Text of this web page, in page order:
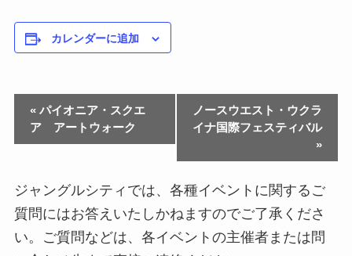
カレンダーに追加
«パイオニア・スクエ
ア アートウォーク
ノースウエスト・ウクラ
イナ国際フェスティバル
»
ジャングルシティでは、各種イベントに関するご
質問にはお答えいたしかねますのでご了承くださ
い。ご質問などは、各イベントの主催者または問